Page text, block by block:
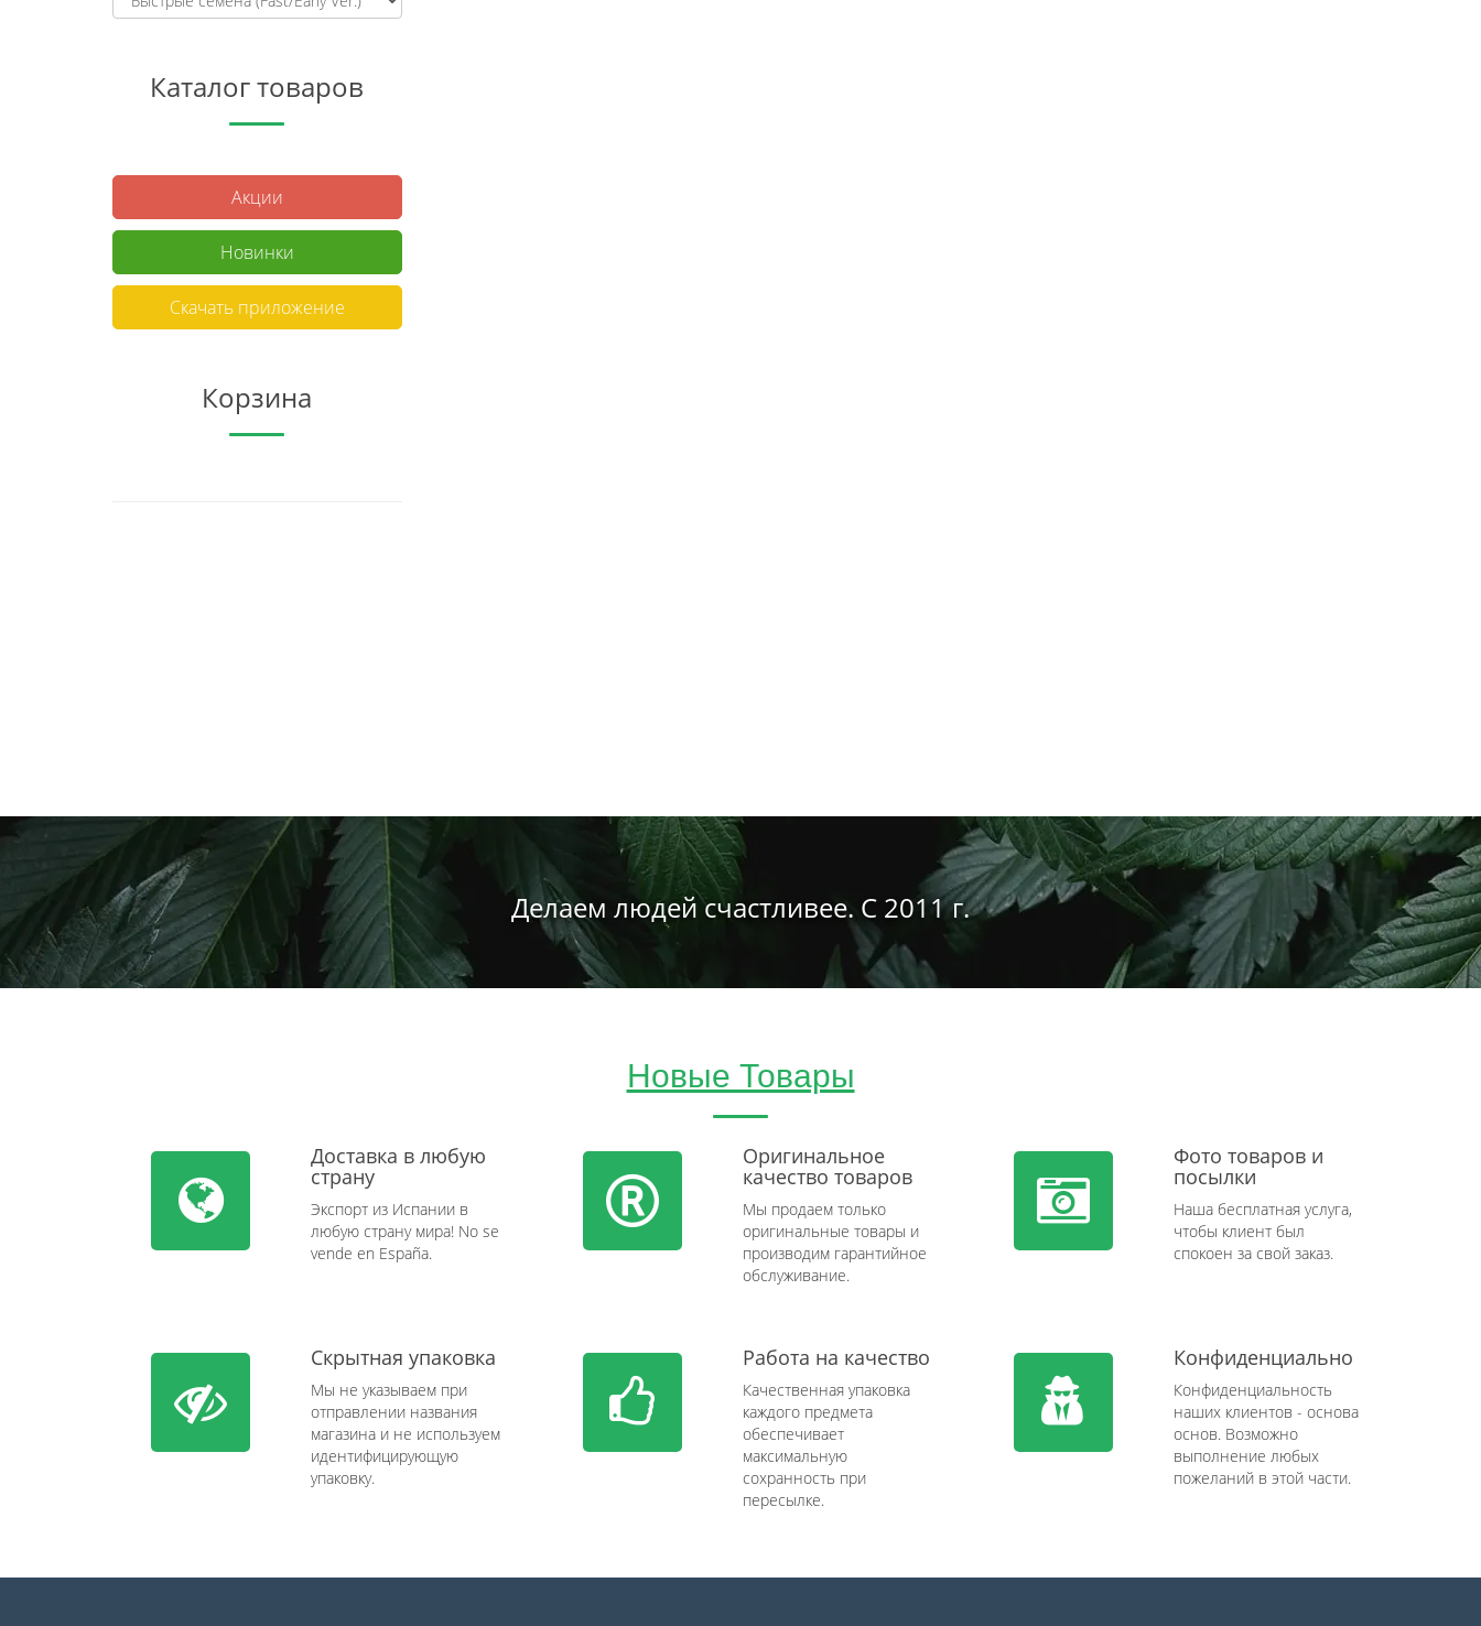
Каталог товаров
Акции
Новинки
Скачать приложение
Корзина
Делаем людей счастливее. С 2011 г.
Новые Товары
Доставка в любую
страну
Экспорт из Испании в
любую страну мира! No se
vende en España.
Оригинальное
качество товаров
Мы продаем только
оригинальные товары и
производим гарантийное
обслуживание.
Фото товаров и
посылки
Наша бесплатная услуга,
чтобы клиент был
спокоен за свой заказ.
Скрытная упаковка
Мы не указываем при
отправлении названия
магазина и не используем
идентифицирующую
упаковку.
Работа на качество
Качественная упаковка
каждого предмета
обеспечивает
максимальную
сохранность при
пересылке.
Конфиденциально
Конфиденциальность
наших клиентов - основа
основ. Возможно
выполнение любых
пожеланий в этой части.